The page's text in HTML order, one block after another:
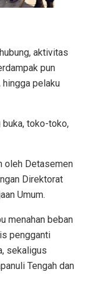
aktivitas
pun
hingga pelaku
buka, toko-toko,
oleh Detasemen
Direktorat
Umum.
menahan beban
pengganti
sekaligus
Tengah dan